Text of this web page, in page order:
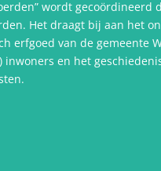
wordt gecoördineerd
Het draagt bij aan het
erfgoed van de gemeente
inwoners en het